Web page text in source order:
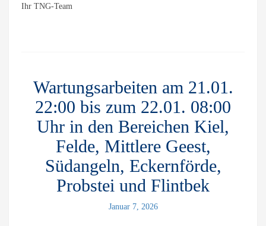
Ihr TNG-Team
Wartungsarbeiten am 21.01.
22:00 bis zum 22.01. 08:00
Uhr in den Bereichen Kiel,
Felde, Mittlere Geest,
Südangeln, Eckernförde,
Probstei und Flintbek
Januar 7, 2026